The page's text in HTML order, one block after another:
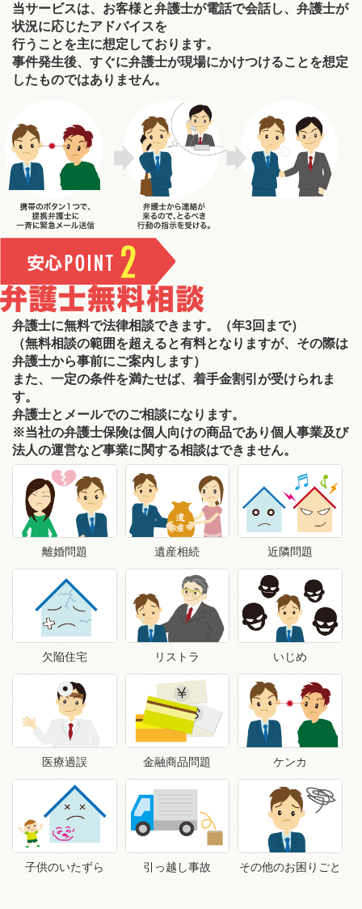
当サービスは、お客様と弁護士が電話で会話し、弁護士が
状況に応じたアドバイスを
行うことを主に想定しております。
事件発生後、すぐに弁護士が現場にかけつけることを想定
したものではありません。
弁護士に無料で法律相談できます。（年3回まで）
（無料相談の範囲を超えると有料となりますが、その際は
弁護士から事前にご案内します）
また、一定の条件を満たせば、着手金割引が受けられま
す。
弁護士とメールでのご相談になります。
※当社の弁護士保険は個人向けの商品であり個人事業及び
法人の運営など事業に関する相談はできません。
離婚問題 遺産相続 近隣問題
欠陥住宅 リストラ いじめ
医療過誤 金融商品問題 ケンカ
子供のいたずら 引っ越し事故 その他のお困りごと